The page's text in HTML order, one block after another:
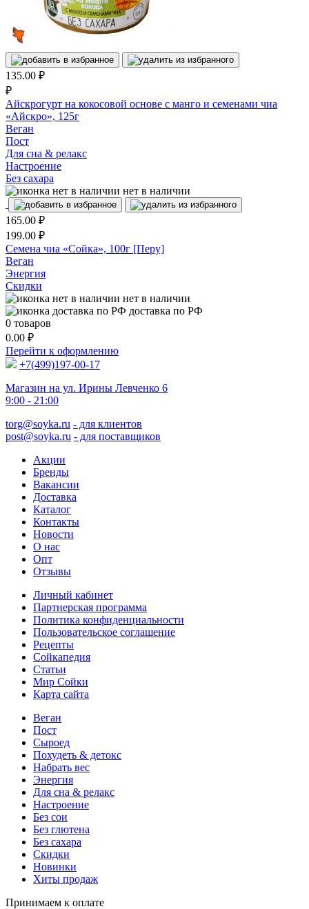
135.00 ₽
₽
Айскрогурт на кокосовой основе с манго и семенами чиа
«Айскро», 125г
Веган
Пост
Для сна & релакс
Настроение
Без сахара
нет в наличии
165.00 ₽
199.00 ₽
Семена чиа «Сойка», 100г [Перу]
Веган
Энергия
Скидки
нет в наличии
доставка по РФ
0 товаров
0.00 ₽
Перейти к оформлению
+7(499)197-00-17
Магазин на ул. Ирины Левченко 6
9:00 - 21:00
torg@soyka.ru - для клиентов
post@soyka.ru - для поставщиков
Акции
Бренды
Вакансии
Доставка
Каталог
Контакты
Новости
О нас
Опт
Отзывы
Личный кабинет
Партнерская программа
Политика конфиденциальности
Пользовательское соглашение
Рецепты
Сойкапедия
Статьи
Мир Сойки
Карта сайта
Веган
Пост
Сыроед
Похудеть & детокс
Набрать вес
Энергия
Для сна & релакс
Настроение
Без сои
Без глютена
Без сахара
Скидки
Новинки
Хиты продаж
Принимаем к оплате